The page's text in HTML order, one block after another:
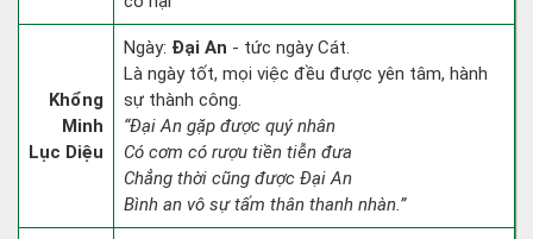
Khổng
Minh
Lục Diệu
Ngày: Đại An - tức ngày Cát.
Là ngày tốt, mọi việc đều được yên tâm, hành
sự thành công.
“Đại An gặp được quý nhân
Có cơm có rượu tiền tiễn đưa
Chẳng thời cũng được Đại An
Bình an vô sự tấm thân thanh nhàn.”